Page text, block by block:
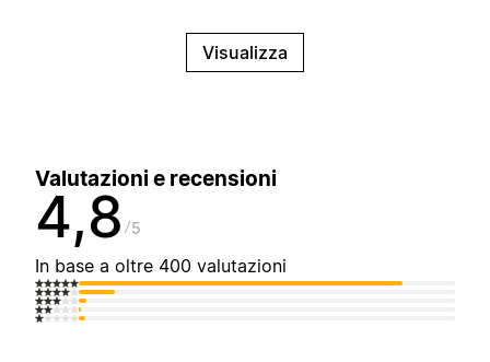
Visualizza
Valutazioni e recensioni
4,8 5
In base a oltre 400 valutazioni